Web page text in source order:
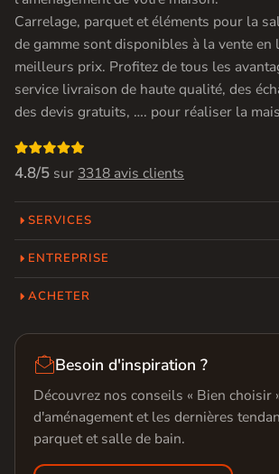
Carrelage, parquet et éléments pour la
de gamme sont disponibles à la vente en
meilleurs prix. Profitez de tous les
service livraison de haute qualité, des
des devis gratuits, …. pour réaliser la

4.8/5 sur 3318 avis clients
SERVICES
ENTREPRISE
ACHETER
Besoin d'inspiration ?
Découvrez nos conseils « Bien choisir
d'aménagement et les dernières
parquet et salle de bain.